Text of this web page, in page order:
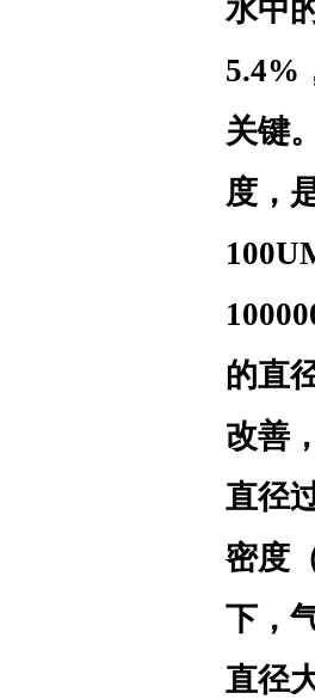
水中
5.4%
关键
度，
的直
改善
直径
密度
下，
直径